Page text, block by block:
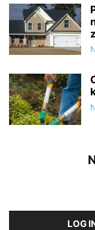
LOG